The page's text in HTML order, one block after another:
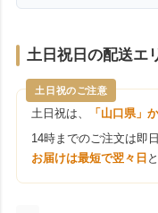
土日祝日の配送エ
土日祝のご注意
土日祝は、 「山口県」
14時までのご注文は即
お届けは最短で翌々日